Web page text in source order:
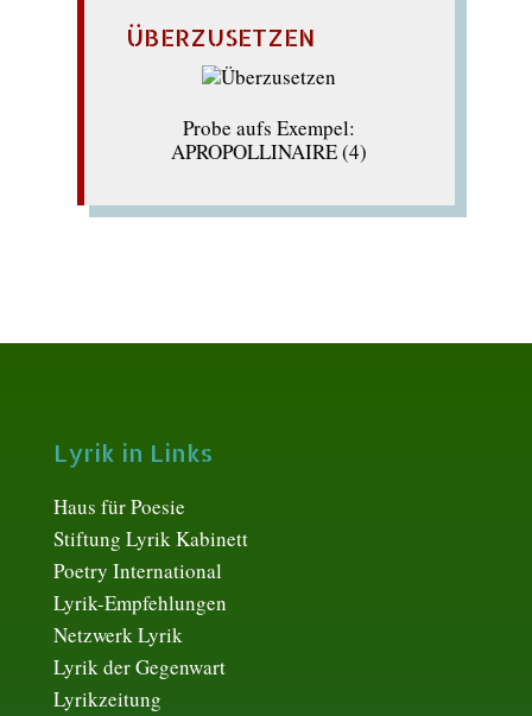
ÜBERZUSETZEN
Probe aufs Exempel:
APROPOLLINAIRE (4)
Lyrik in Links
Haus für Poesie
Stiftung Lyrik Kabinett
Poetry International
Lyrik-Empfehlungen
Netzwerk Lyrik
Lyrik der Gegenwart
Lyrikzeitung